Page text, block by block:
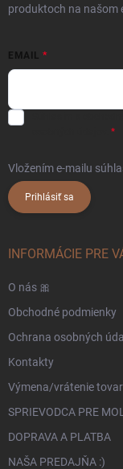
produktoch na našom
EMAIL
Vložením e-mailu
Prihlásiť sa
INFORMÁCIE PRE
O nás 🎀
Obchodné podmienky
Ochrana osobných
Kontakty
Výmena/vrátenie
SPRIEVODCA PRE
DOPRAVA A PLATBA
NAŠA PREDAJŇA :)